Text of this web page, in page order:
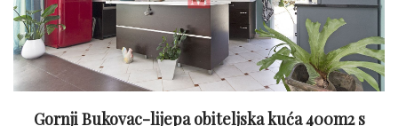
Gornji Bukovac-lijepa obiteljska kuća 400m2 s